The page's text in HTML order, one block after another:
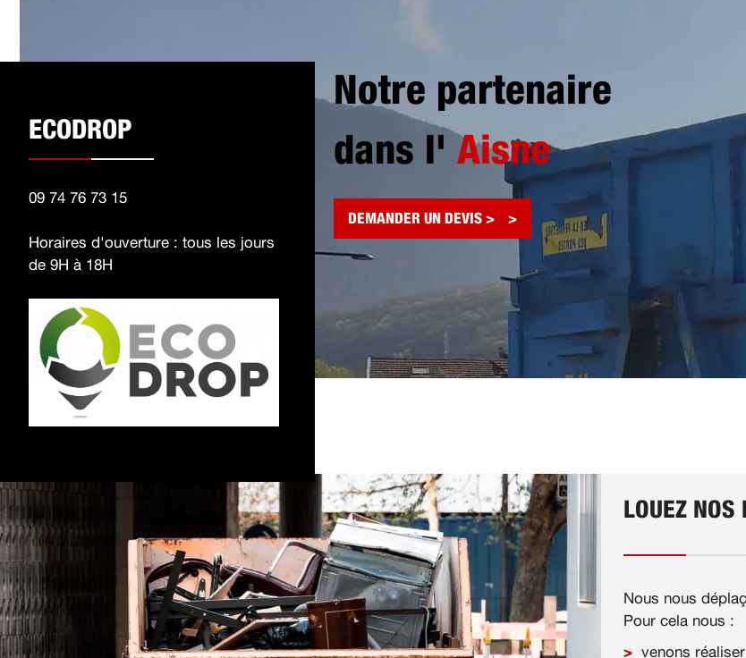
ECODROP
09 74 76 73 15
Horaires d'ouverture : tous les jours
de 9H à 18H
Notre partenaire
dans l' Aisne
DEMANDER UN DEVIS >
LOUEZ
Nous nous
Pour cela nous :
venons